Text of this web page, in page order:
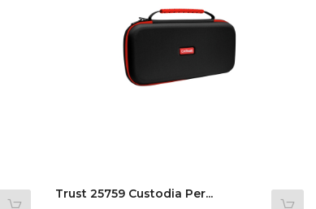
Trust 25759 Custodia Per...